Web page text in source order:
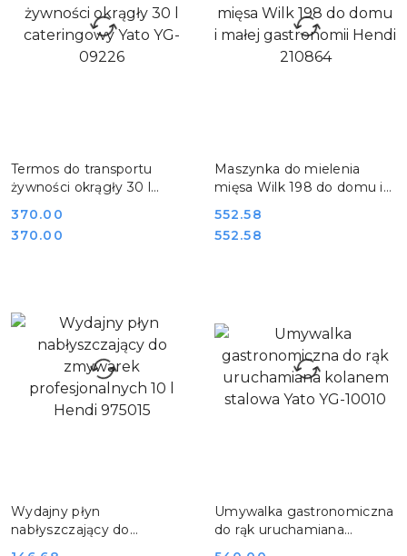
Termos do transportu
żywności okrągły 30 l
09226
Cena:
370.00
Cena:
370.00
Maszynka do mielenia
mięsa Wilk 198 do domu i
210864
Cena:
552.58
Cena:
552.58
DO KOSZYKA
Wydajny płyn
nabłyszczający do
DO KOSZYKA
Umywalka gastronomiczna
do rąk uruchamiana